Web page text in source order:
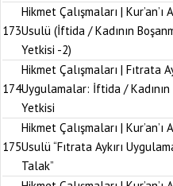
173
Hikmet Çalışmaları | Kur’an’ı
Usulü (İftida / Kadının
Yetkisi -2)
174
Hikmet Çalışmaları | Fıtrata
Uygulamalar: İftida / Kadının
Yetkisi
175
Hikmet Çalışmaları | Kur’an’ı
Usulü “Fıtrata Aykırı
Talak”